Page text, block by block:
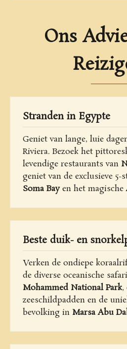
Ons
Stranden in Egypte
Geniet van lange, luie
Riviera. Bezoek het
levendige restaurants van
geniet van de exclusieve 5-
Soma Bay en het magische
Beste duik- en
Verken de ondiepe
de diverse oceanische
Mohammed National Park,
zeeschildpadden en de
bevolking in Marsa Abu